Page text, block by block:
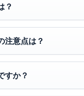
？
注意点は？
すか？